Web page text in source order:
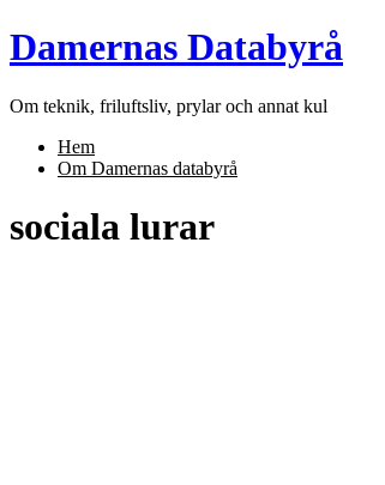
Skip
to
Damernas Databyrå
Om teknik, friluftsliv, prylar och annat kul
Hem
Om Damernas databyrå
sociala lurar